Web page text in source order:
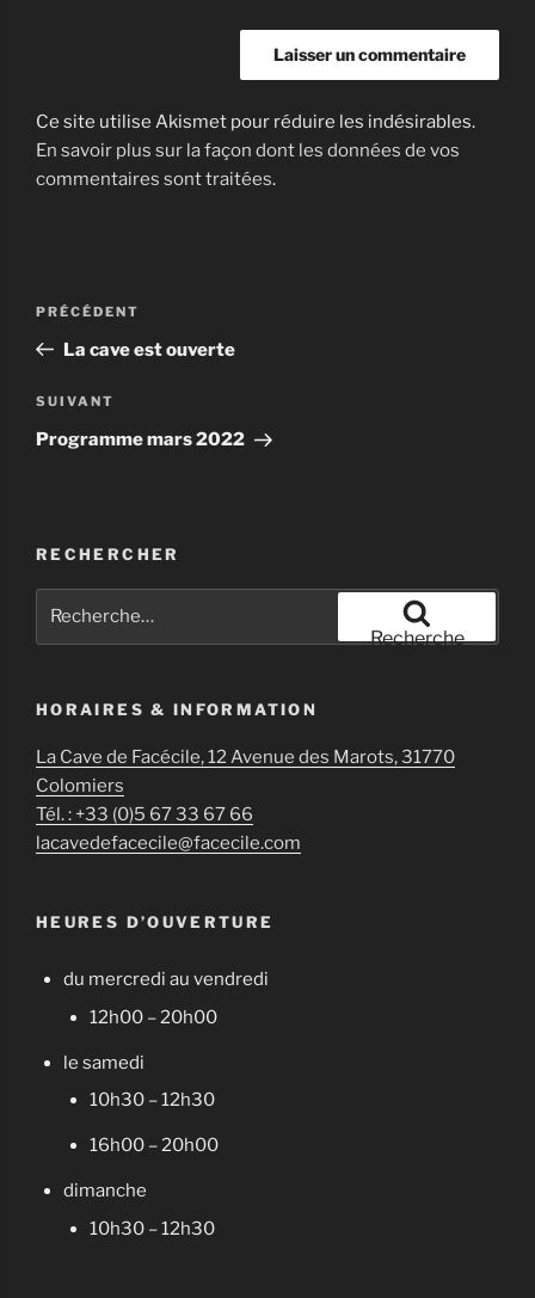
Ce site utilise Akismet pour réduire les indésirables.
En savoir plus sur la façon dont les données de vos
commentaires sont traitées.
Navigation
l’article
Article
précédent
PRÉCÉDENT
La cave est ouverte
Article
suivant
SUIVANT
Programme mars 2022
RECHERCHER
Recherche
HORAIRES & INFORMATION
La Cave de Facécile, 12 Avenue des Marots, 31770
Colomiers
Tél. : +33 (0)5 67 33 67 66
lacavedefacecile@facecile.com
HEURES D’OUVERTURE
du mercredi au vendredi
12h00 – 20h00
le samedi
10h30 – 12h30
16h00 – 20h00
dimanche
10h30 – 12h30